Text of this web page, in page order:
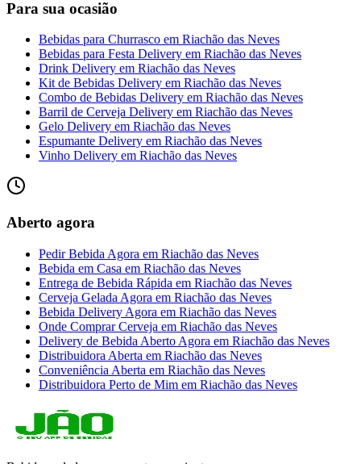
Para sua ocasião
Bebidas para Churrasco em Riachão das Neves
Bebidas para Festa Delivery em Riachão das Neves
Drink Delivery em Riachão das Neves
Kit de Bebidas Delivery em Riachão das Neves
Combo de Bebidas Delivery em Riachão das Neves
Barril de Cerveja Delivery em Riachão das Neves
Gelo Delivery em Riachão das Neves
Espumante Delivery em Riachão das Neves
Vinho Delivery em Riachão das Neves
Aberto agora
Pedir Bebida Agora em Riachão das Neves
Bebida em Casa em Riachão das Neves
Entrega de Bebida Rápida em Riachão das Neves
Cerveja Gelada Agora em Riachão das Neves
Bebida Delivery Agora em Riachão das Neves
Onde Comprar Cerveja em Riachão das Neves
Delivery de Bebida Aberto Agora em Riachão das Neves
Distribuidora Aberta em Riachão das Neves
Conveniência Aberta em Riachão das Neves
Distribuidora Perto de Mim em Riachão das Neves